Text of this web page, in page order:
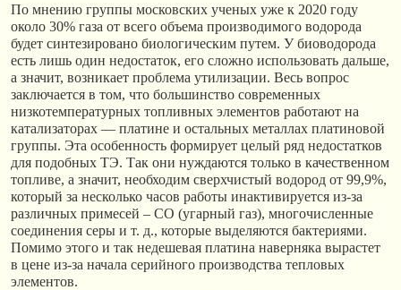
По мнению группы московских ученых уже к 2020 году
около 30% газа от всего объема производимого водорода
будет синтезировано биологическим путем. У биоводорода
есть лишь один недостаток, его сложно использовать дальше,
а значит, возникает проблема утилизации. Весь вопрос
заключается в том, что большинство современных
низкотемпературных топливных элементов работают на
катализаторах — платине и остальных металлах платиновой
группы. Эта особенность формирует целый ряд недостатков
для подобных ТЭ. Так они нуждаются только в качественном
топливе, а значит, необходим сверхчистый водород от 99,9%,
который за несколько часов работы инактивируется из-за
различных примесей – СО (угарный газ), многочисленные
соединения серы и т. д., которые выделяются бактериями.
Помимо этого и так недешевая платина наверняка вырастет
в цене из-за начала серийного производства тепловых
элементов.